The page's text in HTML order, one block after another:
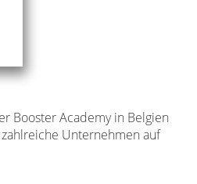
Booster Academy in Belgien
Unternehmen auf